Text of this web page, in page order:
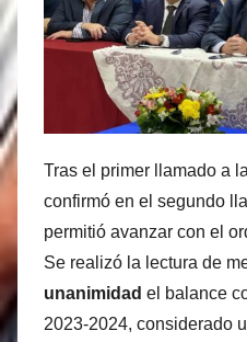
Tras el primer llamado a
confirmó en el segundo
permitió avanzar con el
Se realizó la lectura de
unanimidad el balance
2023-2024, considerado